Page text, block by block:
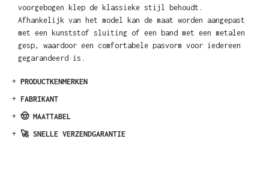
voorgebogen klep de klassieke stijl behoudt.
Afhankelijk van het model kan de maat worden aangepast
met een kunststof sluiting of een band met een metalen
gesp, waardoor een comfortabele pasvorm voor iedereen
gegarandeerd is.
+ PRODUCTKENMERKEN
+ FABRIKANT
+ 🤠 MAATTABEL
+ 🚀 SNELLE VERZENDGARANTIE